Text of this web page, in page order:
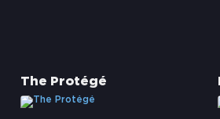
The Protégé